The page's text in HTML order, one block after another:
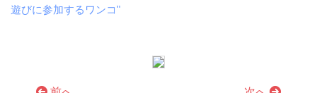
遊びに参加するワンコ"